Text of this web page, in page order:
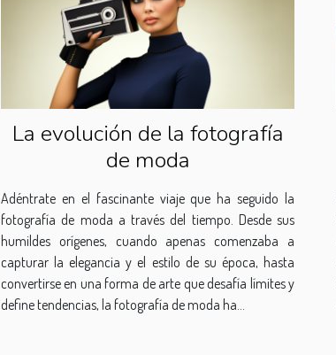
La evolución de la fotografía
de moda
Adéntrate en el fascinante viaje que ha seguido la
fotografía de moda a través del tiempo. Desde sus
humildes orígenes, cuando apenas comenzaba a
capturar la elegancia y el estilo de su época, hasta
convertirse en una forma de arte que desafía límites y
define tendencias, la fotografía de moda ha...